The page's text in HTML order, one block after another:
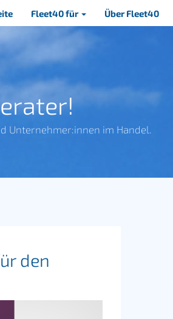
Fleet40 für Über Fleet40
Unternehmer:innen im Handel.
den